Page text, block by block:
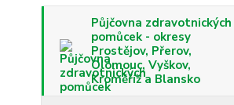
Půjčovna zdravotnických
pomůcek - okresy
Prostějov, Přerov,
Olomouc, Vyškov,
Kroměříž a Blansko